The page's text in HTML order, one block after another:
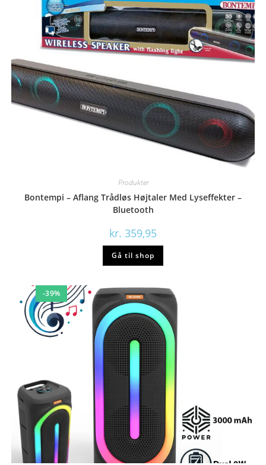
Produkter
Bontempi – Aflang Trådløs Højtaler Med Lyseffekter –
Bluetooth
kr. 359,95
Gå til shop
-39%